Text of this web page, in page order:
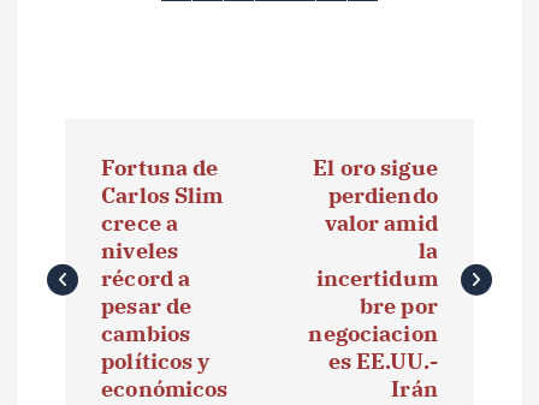
e
Fortuna de
Carlos Slim
crece a
niveles
récord a
pesar de
cambios
políticos y
económicos
El oro sigue
perdiendo
valor amid
la
incertidum
bre por
negociacion
es EE.UU.-
Irán